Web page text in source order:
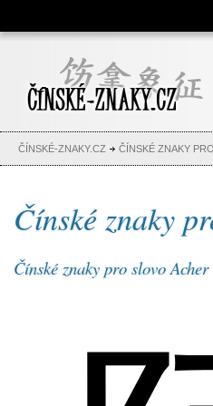
Čínské znaky, česko-čínský
slovník, abeceda, jména,
tetování
ČÍNSKÉ-ZNAKY.CZ ČÍNSKÉ ZNAKY
Čínské znaky
Čínské znaky pro slovo Acher